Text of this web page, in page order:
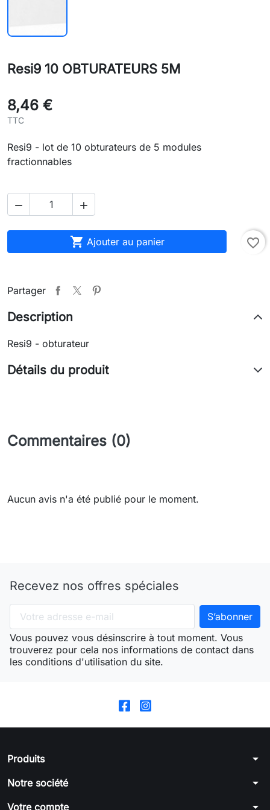
Resi9 10 OBTURATEURS 5M
8,46 €
TTC
Resi9 - lot de 10 obturateurs de 5 modules
fractionnables
 
 Ajouter au panier favorite_border
Partager
Description
Resi9 - obturateur
Détails du produit
Commentaires (0)
Aucun avis n'a été publié pour le moment.
Recevez nos offres spéciales
Vous pouvez vous désinscrire à tout moment. Vous
trouverez pour cela nos informations de contact dans
les conditions d'utilisation du site.
Produits arrow_drop_down
Notre société arrow_drop_down
Votre compte arrow_drop_down